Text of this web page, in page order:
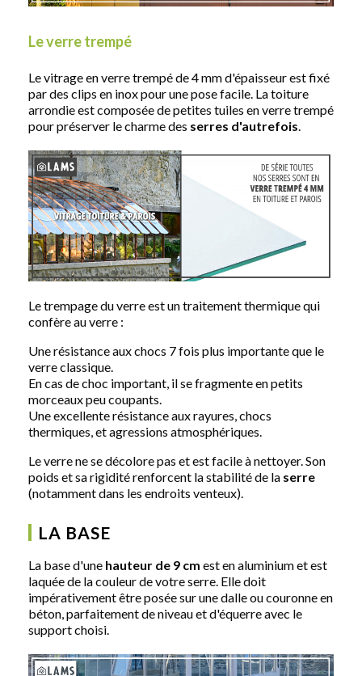
Le verre trempé​
Le vitrage en verre trempé de 4 mm d'épaisseur est fixé
par des clips en inox pour une pose facile. La toiture
arrondie est composée de petites tuiles en verre trempé
pour préserver le charme des serres d'autrefois
Le trempage du verre est un traitement thermique qui
confère au verre :
Une résistance aux chocs 7 fois plus importante que le
verre classique.
En cas de choc important, il se fragmente en petits
morceaux peu coupants.
Une excellente résistance aux rayures, chocs
thermiques, et agressions atmosphériques.
Le verre ne se décolore pas et est facile à nettoyer. Son
poids et sa rigidité renforcent la stabilité de la serre
(notamment dans les endroits venteux).
LA BASE
La base d'une hauteur de 9 cm est en aluminium et est
laquée de la couleur de votre serre. Elle doit
impérativement être posée sur une dalle ou couronne en
béton, parfaitement de niveau et d'équerre avec le
support choisi.